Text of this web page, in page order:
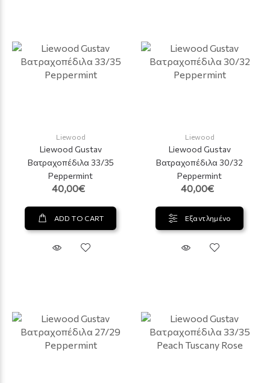
Liewood
Liewood Gustav
Βατραχοπέδιλα 33/35
Peppermint
40,00€
ADD TO CART
Liewood
Liewood Gustav
Βατραχοπέδιλα 30/32
Peppermint
40,00€
Εξαντλημένο